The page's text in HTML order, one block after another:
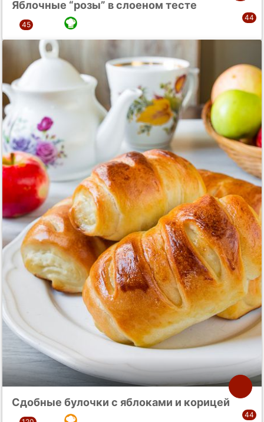
Яблочные “розы” в слоеном тесте
Сдобные булочки с яблоками и корицей